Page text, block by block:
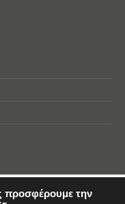
προσφέρουμε την